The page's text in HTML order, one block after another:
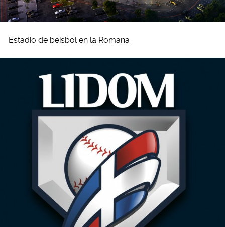
Estadio de béisbol en la Romana